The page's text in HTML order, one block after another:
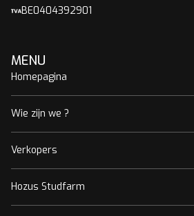
BE0404392901
MENU
Homepagina
Wie zijn we ?
Verkopers
Hozus Studfarm